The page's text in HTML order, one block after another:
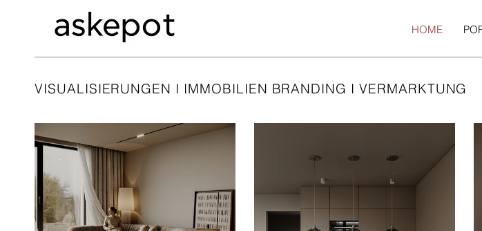
HOME
VISUALISIERUNGEN I IMMOBILIEN BRANDING I VERMARKTUNG